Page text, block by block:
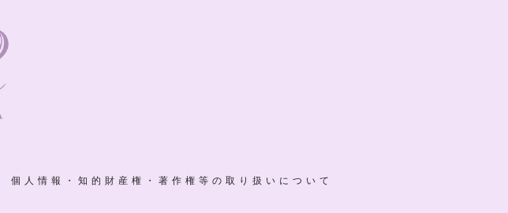
個人情報・知的財産権・著作権等の取り扱いについて